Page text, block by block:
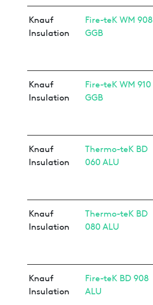
Knauf
Insulation
Fire-teK WM 908
GGB
Knauf
Insulation
Fire-teK WM 910
GGB
Knauf
Insulation
Thermo-teK BD
060 ALU
Knauf
Insulation
Thermo-teK BD
080 ALU
Knauf
Insulation
Fire-teK BD 908
ALU